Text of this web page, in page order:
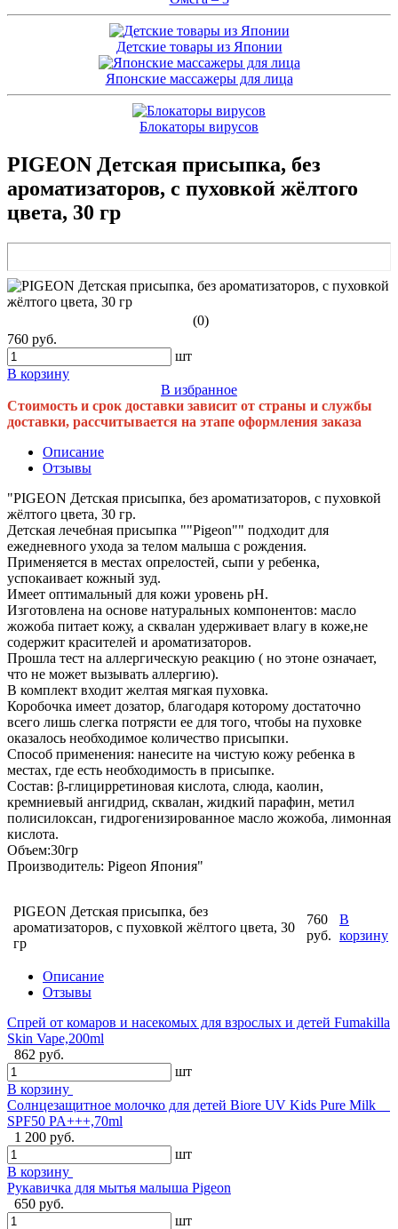
Детские товары из Японии
Японские массажеры для лица
Блокаторы вирусов
PIGEON Детская присыпка, без
ароматизаторов, с пуховкой жёлтого
цвета, 30 гр
(0)
760 руб.
шт
В корзину
В избранное
Стоимость и срок доставки зависит от страны и службы
доставки, рассчитывается на этапе оформления заказа
Описание
Отзывы
"PIGEON Детская присыпка, без ароматизаторов, с пуховкой
жёлтого цвета, 30 гр.
Детская лечебная присыпка ""Pigeon"" подходит для
ежедневного ухода за телом малыша с рождения.
Применяется в местах опрелостей, сыпи у ребенка,
успокаивает кожный зуд.
Имеет оптимальный для кожи уровень pH.
Изготовлена на основе натуральных компонентов: масло
жожоба питает кожу, а сквалан удерживает влагу в коже,не
содержит красителей и ароматизаторов.
Прошла тест на аллергическую реакцию ( но этоне означает,
что не может вызывать аллергию).
В комплект входит желтая мягкая пуховка.
Коробочка имеет дозатор, благодаря которому достаточно
всего лишь слегка потрясти ее для того, чтобы на пуховке
оказалось необходимое количество присыпки.
Способ применения: нанесите на чистую кожу ребенка в
местах, где есть необходимость в присыпке.
Состав: β-глицирретиновая кислота, слюда, каолин,
кремниевый ангидрид, сквалан, жидкий парафин, метил
полисилоксан, гидрогенизированное масло жожоба, лимонная
кислота.
Объем:30гр
Производитель: Pigeon Япония"
PIGEON Детская присыпка, без
ароматизаторов, с пуховкой жёлтого цвета, 30
гр
760
руб.
В
корзину
Описание
Отзывы
Спрей от комаров и насекомых для взрослых и детей Fumakilla
Skin Vape,200ml
862 руб.
шт
В корзину
Солнцезащитное молочко для детей Biore UV Kids Pure Milk
SPF50 PA+++,70ml
1 200 руб.
шт
В корзину
Рукавичка для мытья малыша Pigeon
650 руб.
шт